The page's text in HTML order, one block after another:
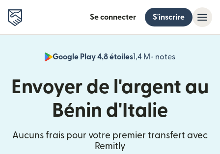
Se connecter S'inscrire
Google Play 4,8 étoiles1,4 M+ notes
Envoyer de l'argent au
Bénin d'Italie
Aucuns frais pour votre premier transfert avec
Remitly